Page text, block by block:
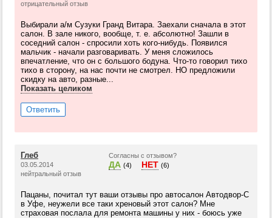
отрицательный отзыв
Выбирали а/м Сузуки Гранд Витара. Заехали сначала в этот
салон. В зале никого, вообще, т. е. абсолютно! Зашли в
соседний салон - спросили хоть кого-нибудь. Появился
мальчик - начали разговаривать. У меня сложилось
впечатление, что он с большого бодуна. Что-то говорил тихо
тихо в сторону, на нас почти не смотрел. НО предложили
скидку на авто, разные...
Показать целиком
Ответить
Глеб
03.05.2014
нейтральный отзыв
Согласны с отзывом?
ДА (4) НЕТ (6)
Пацаны, почитал тут ваши отзывы про автосалон Автодвор-С
в Уфе, неужели все таки хреновый этот салон? Мне
страховая послала для ремонта машины у них - боюсь уже